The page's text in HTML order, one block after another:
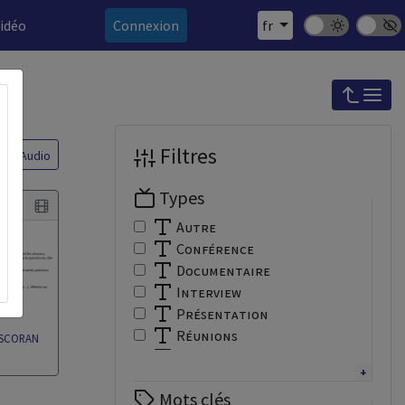
Connexion fr Mode sombre
Police
Audio Filtres
Types
Autre
Conférence
Documentaire
Interview
Présentation
Réunions
Mots clés